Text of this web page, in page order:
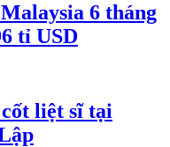
6 tháng
tỉ USD
liệt sĩ tại